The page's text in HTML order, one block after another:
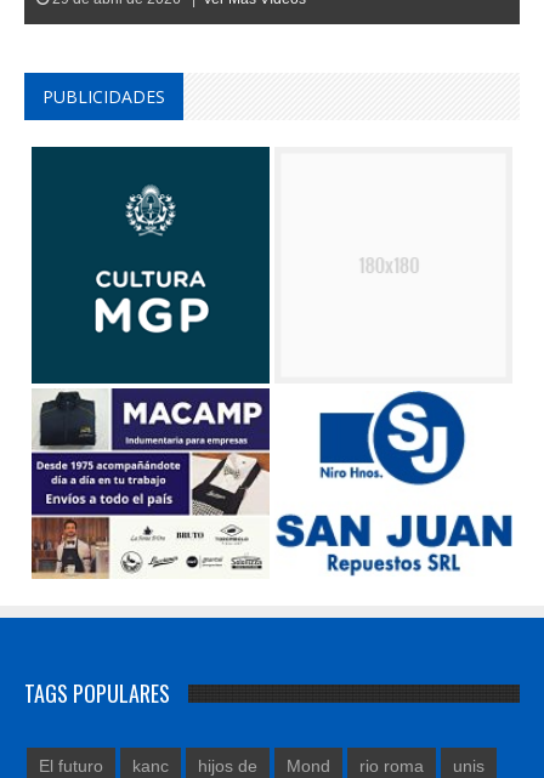
PUBLICIDADES
TAGS POPULARES
El futuro kanc hijos de Mond rio roma unis